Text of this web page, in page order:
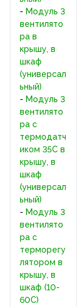
- Модуль 3
вентилято
ра в
крышу, в
шкаф
(универсал
ьный)
- Модуль 3
вентилято
ра с
термодатч
иком 35С в
крышу, в
шкаф
(универсал
ьный)
- Модуль 3
вентилято
ра с
терморегу
лятором в
крышу, в
шкаф (10-
60C)